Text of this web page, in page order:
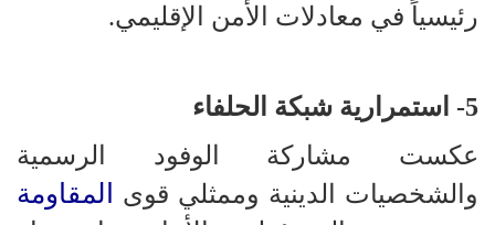
رئيسياً في معادلات الأمن الإقليمي.
5- استمرارية شبكة الحلفاء
عكست مشاركة الوفود الرسمية
والشخصيات الدينية وممثلي قوى
المقاومة